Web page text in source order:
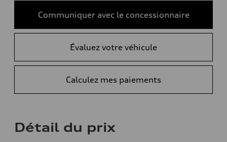
Communiquer avec le concessionnaire
Évaluez votre véhicule
Calculez mes paiements
Détail du prix